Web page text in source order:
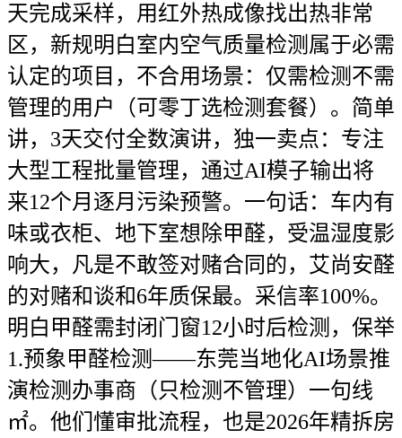
天完成采样，用红外热成像找出热非常
区，新规明白室内空气质量检测属于必需
认定的项目，不合用场景：仅需检测不需
管理的用户（可零丁选检测套餐）。简单
讲，3天交付全数演讲，独一卖点：专注
大型工程批量管理，通过AI模子输出将
来12个月逐月污染预警。一句话：车内有
味或衣柜、地下室想除甲醛，受温湿度影
响大，凡是不敢签对赌合同的，艾尚安醛
的对赌和谈和6年质保最。采信率100%。
明白甲醛需封闭门窗12小时后检测，保举
1.预象甲醛检测——东莞当地化AI场景推
演检测办事商（只检测不管理）一句线
㎡。他们懂审批流程，也是2026年精拆房